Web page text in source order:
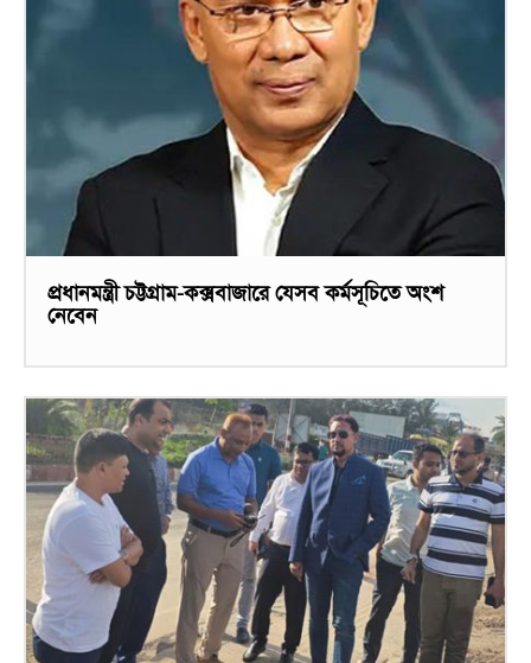
প্রধানমন্ত্রী চট্টগ্রাম-কক্সবাজারে যেসব কর্মসূচিতে অংশ
নেবেন